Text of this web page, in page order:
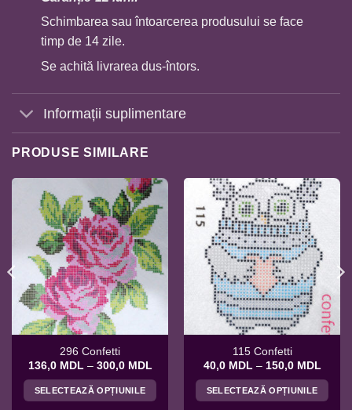
Schimbarea sau întoarcerea produsului se face
timp de 14 zile.
Se achită livrarea dus-întors.
Informații suplimentare
PRODUSE SIMILARE
296 Confetti
136,0 MDL – 300,0 MDL
prețuri:
SELECTEAZĂ OPȚIUNILE
115 Confetti
40,0 MDL – 150,0 MDL
SELECTEAZĂ OPȚIUNILE